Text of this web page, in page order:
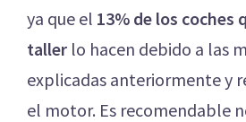
ya que el 13% de los coches
taller lo hacen debido a las
explicadas anteriormente y
el motor. Es recomendable